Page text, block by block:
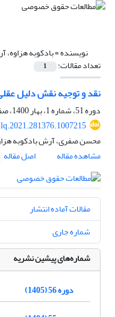
نویسنده =بادکوبه
تعداد مقالات: 1
نقد و توجیه نقش دلیل
دوره 51، شماره 1، بهار 1400، صفحه
محسن صفری، آرش بادکوبه
مشاهده مقاله
اصل مقاله
مقالات آماده انتشار
شماره جاری
شماره‌های پیشین نشریه
دوره 56 (1405)